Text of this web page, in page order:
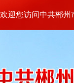
欢迎您访问中共郴州